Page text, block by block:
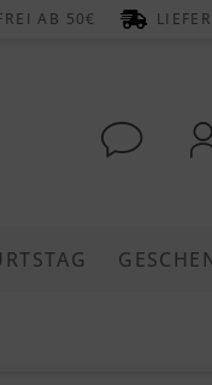
AB 50€